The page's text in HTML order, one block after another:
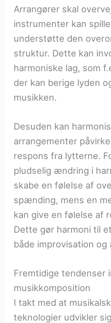
Arrangører skal
instrumenter kan
understøtte den
struktur. Dette kan
harmoniske lag, som
der kan berige lyden
musikken.
Desuden kan
arrangementer
respons fra lytterne.
pludselig ændring i
skabe en følelse af
spænding, mens en
kan give en følelse af
Dette gør harmoni til
både improvisation og
Fremtidige tendenser
musikkomposition
I takt med at
teknologier udvikler